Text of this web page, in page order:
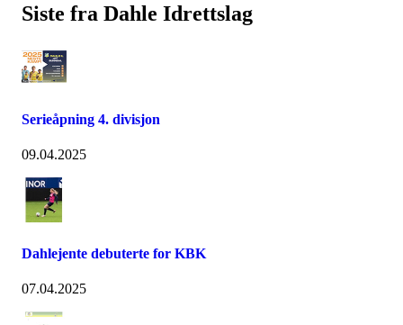
Siste fra Dahle Idrettslag
Serieåpning 4. divisjon
09.04.2025
Dahlejente debuterte for KBK
07.04.2025